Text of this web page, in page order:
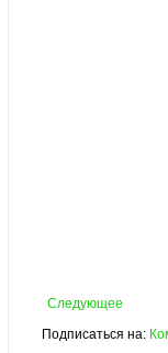
Следующее
Подписаться на: